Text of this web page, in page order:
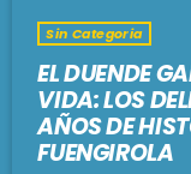
2:00
Sin Categoria
EL DUENDE
VIDA: LOS
AÑOS DE
FUENGIROLA